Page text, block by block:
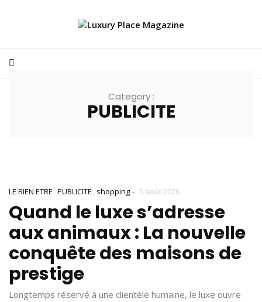
Category :
PUBLICITE
LE BIEN ETRE PUBLICITE shopping - 5 août 2026
Quand le luxe s’adresse
aux animaux : La nouvelle
conquête des maisons de
prestige
Longtemps réservé à une clientèle humaine, le luxe ouvre